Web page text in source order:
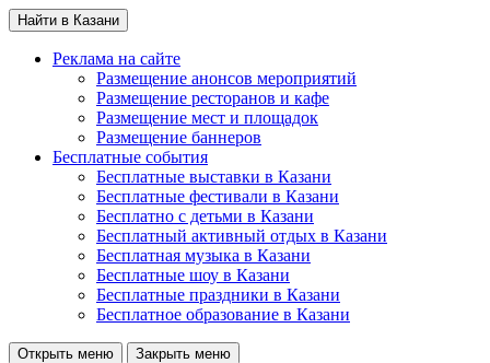
Найти в Казани
Реклама на сайте
Размещение анонсов мероприятий
Размещение ресторанов и кафе
Размещение мест и площадок
Размещение баннеров
Бесплатные события
Бесплатные выставки в Казани
Бесплатные фестивали в Казани
Бесплатно с детьми в Казани
Бесплатный активный отдых в Казани
Бесплатная музыка в Казани
Бесплатные шоу в Казани
Бесплатные праздники в Казани
Бесплатное образование в Казани
Открыть меню Закрыть меню